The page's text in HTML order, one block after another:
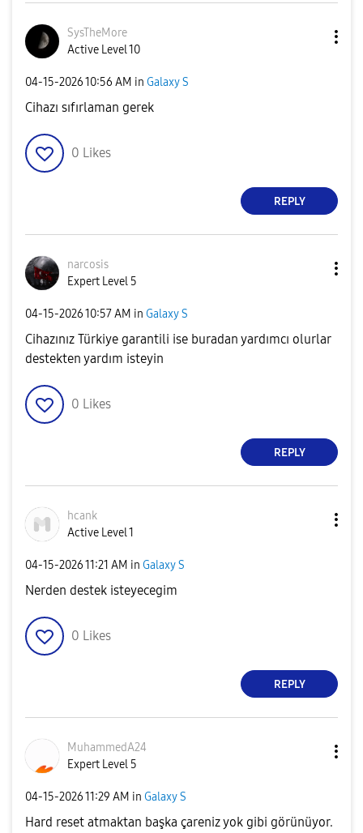
SysTheMore
Active Level 10
‎04-15-202610:56 AM in Galaxy S
Cihazı sıfırlaman gerek
0 Likes
REPLY
narcosis
Expert Level 5
‎04-15-202610:57 AM in Galaxy S
Cihazınız Türkiye garantili ise buradan yardımcı olurlar
destekten yardım isteyin
0 Likes
REPLY
hcank
Active Level 1
‎04-15-202611:21 AM in Galaxy S
Nerden destek isteyecegim
0 Likes
REPLY
MuhammedA24
Expert Level 5
‎04-15-202611:29 AM in Galaxy S
Hard reset atmaktan başka çareniz yok gibi görünüyor.